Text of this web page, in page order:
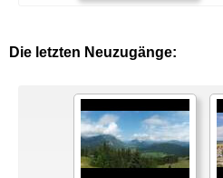
Die letzten Neuzugänge: